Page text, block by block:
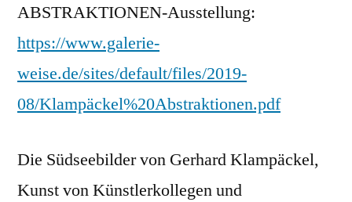
ABSTRAKTIONEN-Ausstellung:
https://www.galerie-
weise.de/sites/default/files/2019-
08/Klampäckel%20Abstraktionen.pdf
Die Südseebilder von Gerhard Klampäckel,
Kunst von Künstlerkollegen und